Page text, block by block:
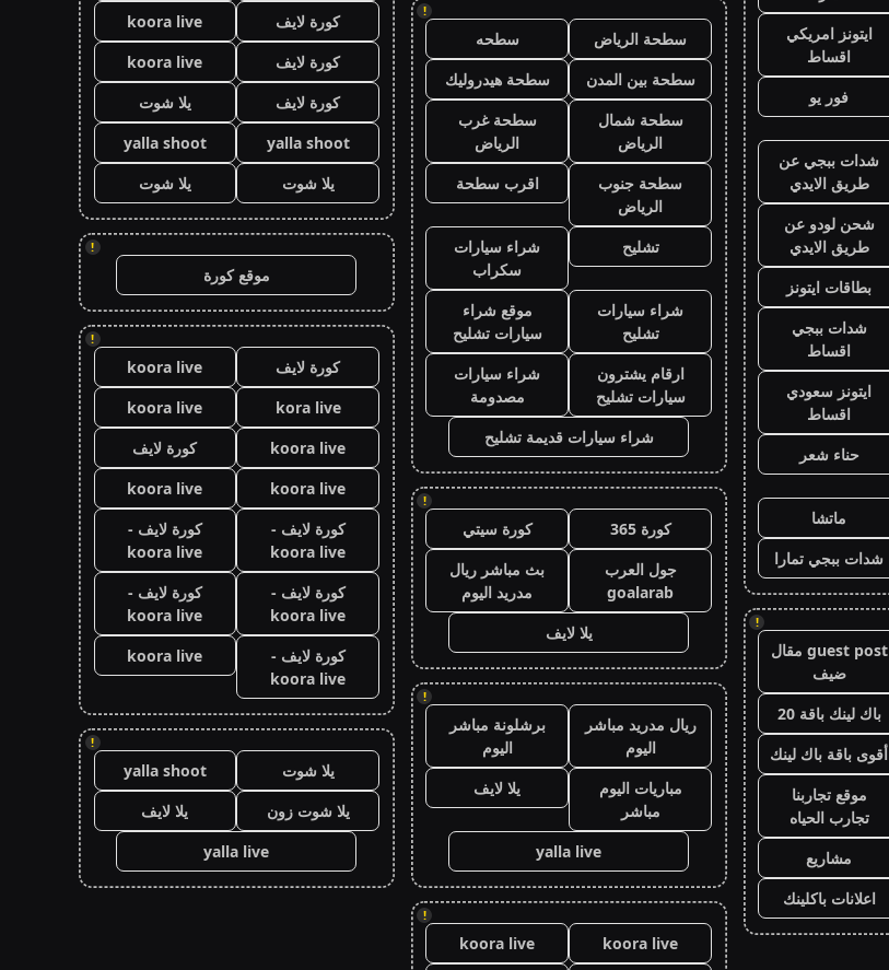
ايتونز امريكي
اقساط
فور يو
شدات ببجي عن
طريق الايدي
شحن لودو عن
طريق الايدي
بطاقات ايتونز
شدات ببجي
اقساط
ايتونز سعودي
اقساط
حناء شعر
ماتشا
شدات ببجي تمارا
!
guest post مقال
ضيف
باك لينك باقة 20
أقوى باقة باك لينك
موقع تجاربنا
تجارب الحياه
مشاريع
اعلانات باكلينك
!
سطحة الرياض
سطحه
سطحة بين المدن
سطحة هيدروليك
سطحة شمال
الرياض
سطحة غرب
الرياض
سطحة جنوب
الرياض
اقرب سطحة
تشليح
شراء سيارات
سكراب
شراء سيارات
تشليح
موقع شراء
سيارات تشليح
ارقام يشترون
سيارات تشليح
شراء سيارات
مصدومة
شراء سيارات قديمة تشليح
!
كورة 365
كورة سيتي
جول العرب
goalarab
بث مباشر ريال
مدريد اليوم
يلا لايف
!
ريال مدريد مباشر
اليوم
برشلونة مباشر
اليوم
مباريات اليوم
مباشر
يلا لايف
yalla live
!
koora live
koora live
كورة لايف
koora live
كورة لايف
koora live
كورة لايف
يلا شوت
yalla shoot
yalla shoot
يلا شوت
يلا شوت
!
موقع كورة
!
كورة لايف
koora live
kora live
koora live
koora live
كورة لايف
koora live
koora live
كورة لايف -
koora live
كورة لايف -
koora live
كورة لايف -
koora live
كورة لايف -
koora live
كورة لايف -
koora live
koora live
!
يلا شوت
yalla shoot
يلا شوت زون
يلا لايف
yalla live